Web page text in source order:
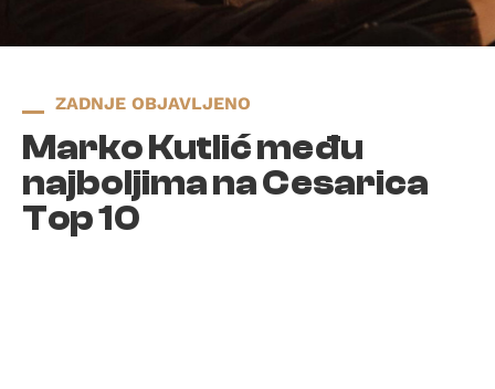
ZADNJE OBJAVLJENO
Marko Kutlić među
najboljima na Cesarica
Top 10